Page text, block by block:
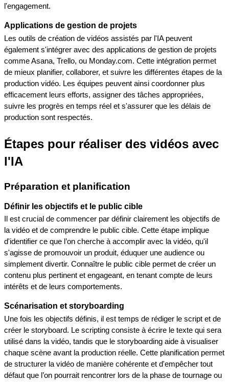
l'engagement.
Applications de gestion de projets
Les outils de création de vidéos assistés par l'IA peuvent
également s'intégrer avec des applications de gestion de projets
comme Asana, Trello, ou Monday.com. Cette intégration permet
de mieux planifier, collaborer, et suivre les différentes étapes de la
production vidéo. Les équipes peuvent ainsi coordonner plus
efficacement leurs efforts, assigner des tâches appropriées,
suivre les progrès en temps réel et s'assurer que les délais de
production sont respectés.
Étapes pour réaliser des vidéos avec
l'IA
Préparation et planification
Définir les objectifs et le public cible
Il est crucial de commencer par définir clairement les objectifs de
la vidéo et de comprendre le public cible. Cette étape implique
d'identifier ce que l’on cherche à accomplir avec la vidéo, qu'il
s'agisse de promouvoir un produit, éduquer une audience ou
simplement divertir. Connaître le public cible permet de créer un
contenu plus pertinent et engageant, en tenant compte de leurs
intérêts et de leurs comportements.
Scénarisation et storyboarding
Une fois les objectifs définis, il est temps de rédiger le script et de
créer le storyboard. Le scripting consiste à écrire le texte qui sera
utilisé dans la vidéo, tandis que le storyboarding aide à visualiser
chaque scène avant la production réelle. Cette planification permet
de structurer la vidéo de manière cohérente et d'empêcher tout
défaut que l’on pourrait rencontrer lors de la phase de tournage ou